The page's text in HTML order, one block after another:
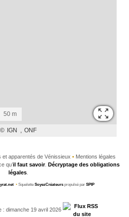
apparentés de Vénissieux •Mentions légales
qu’il faut savoir. Décryptage des obligations
légales
• Squelette SoyezCréateurs propulsé par SPIP
: dimanche 19 avril 2026